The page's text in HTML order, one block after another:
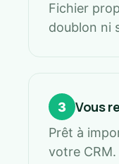
Fichier
doublon ni
3 Vous
Prêt à
votre CRM.